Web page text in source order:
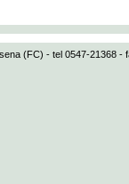
(FC) - tel 0547-21368 -